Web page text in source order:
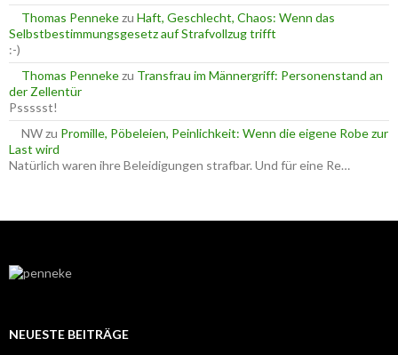
Thomas Pennekezu Haft, Geschlecht, Chaos: Wenn das
Selbstbestimmungsgesetz auf Strafvollzug trifft
:-)
Thomas Pennekezu Transfrau im Männergriff: Personenstand an
der Zellentür
Pssssst!
NWzu Promille, Pöbeleien, Peinlichkeit: Wenn die eigene Robe zur
Last wird
Natürlich waren ihre Beleidigungen strafbar. Und für eine Re…
NEUESTE BEITRÄGE